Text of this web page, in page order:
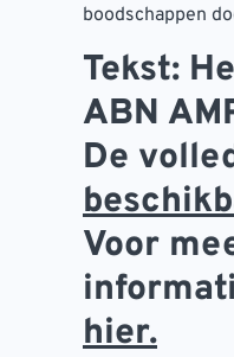
boodschappen
Tekst:
ABN
De
Voor
hier.